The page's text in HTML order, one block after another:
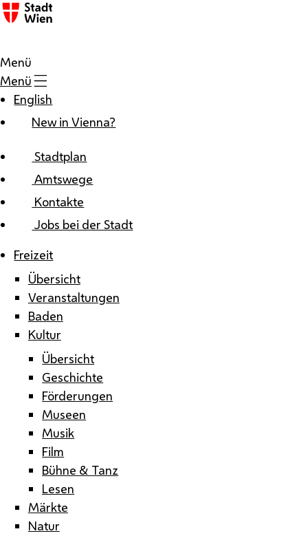
Zum Inhalt
Menü
Menü
English
New in Vienna?
Stadtplan
Amtswege
Kontakte
Jobs bei der Stadt
Freizeit
Übersicht
Veranstaltungen
Baden
Kultur
Übersicht
Geschichte
Förderungen
Museen
Musik
Film
Bühne & Tanz
Lesen
Märkte
Natur